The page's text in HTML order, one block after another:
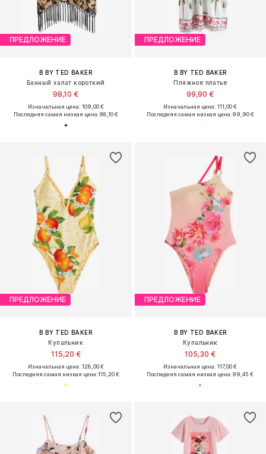
ПРЕДЛОЖЕНИЕ
B BY TED BAKER
Банный халат короткий
98,10 €
Изначальная цена: 109,00 €
Последняя самая низкая цена:98,10 €
ПРЕДЛОЖЕНИЕ
B BY TED BAKER
Пляжное платье
99,90 €
Изначальная цена: 111,00 €
Последняя самая низкая цена:99,90 €
ПРЕДЛОЖЕНИЕ
B BY TED BAKER
Купальник
115,20 €
Изначальная цена: 128,00 €
Последняя самая низкая цена:115,20 €
ПРЕДЛОЖЕНИЕ
B BY TED BAKER
Купальник
105,30 €
Изначальная цена: 117,00 €
Последняя самая низкая цена:99,45 €